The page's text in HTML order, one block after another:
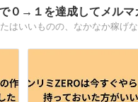
０→１を達成してメルマ